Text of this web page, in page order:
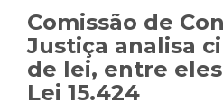
Comissão de
Justiça analisa
de lei, entre
Lei 15.424